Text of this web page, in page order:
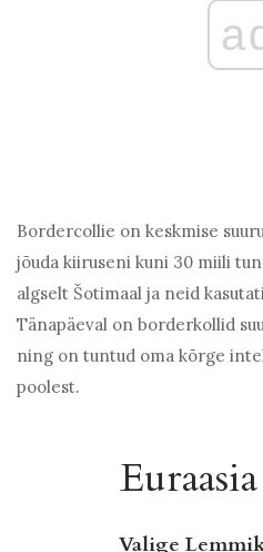
Bordercollie on keskmise
jõuda kiiruseni kuni 30 miili
algselt Šotimaal ja neid
Tänapäeval on borderkollid
ning on tuntud oma kõrge
poolest.
Valige